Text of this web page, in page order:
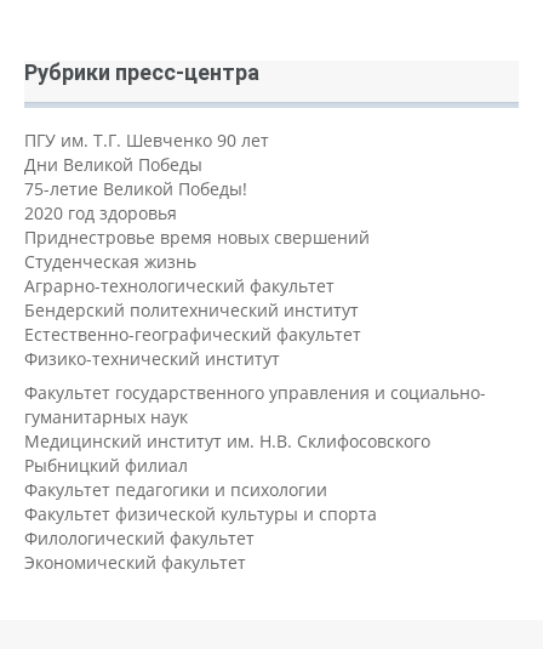
Рубрики пресс-центра
ПГУ им. Т.Г. Шевченко 90 лет
Дни Великой Победы
75-летие Великой Победы!
2020 год здоровья
Приднестровье время новых свершений
Студенческая жизнь
Аграрно-технологический факультет
Бендерский политехнический институт
Естественно-географический факультет
Физико-технический институт
Факультет государственного управления и социально-
гуманитарных наук
Медицинский институт им. Н.В. Склифосовского
Рыбницкий филиал
Факультет педагогики и психологии
Факультет физической культуры и спорта
Филологический факультет
Экономический факультет